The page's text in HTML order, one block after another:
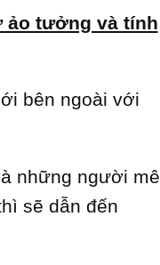
ảo tưởng và tính
bên ngoài với
những người mê
sẽ dẫn đến